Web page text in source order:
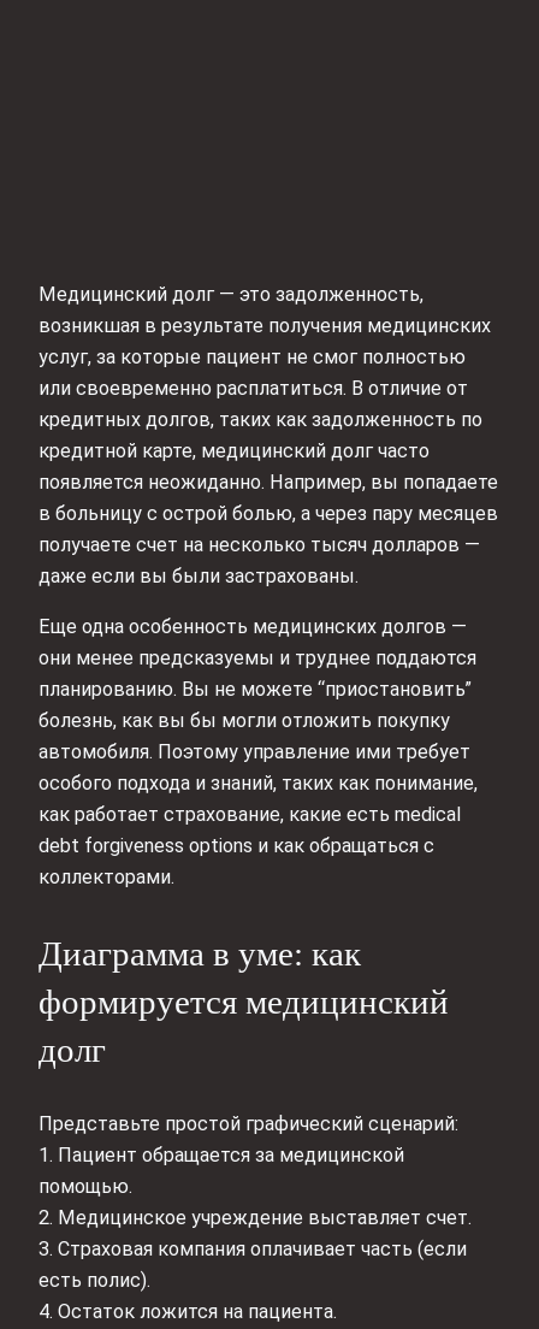
Медицинский долг — это задолженность,
возникшая в результате получения медицинских
услуг, за которые пациент не смог полностью
или своевременно расплатиться. В отличие от
кредитных долгов, таких как задолженность по
кредитной карте, медицинский долг часто
появляется неожиданно. Например, вы попадаете
в больницу с острой болью, а через пару месяцев
получаете счет на несколько тысяч долларов —
даже если вы были застрахованы.
Еще одна особенность медицинских долгов —
они менее предсказуемы и труднее поддаются
планированию. Вы не можете “приостановить”
болезнь, как вы бы могли отложить покупку
автомобиля. Поэтому управление ими требует
особого подхода и знаний, таких как понимание,
как работает страхование, какие есть medical
debt forgiveness options и как обращаться с
коллекторами.
Диаграмма в уме: как
формируется медицинский
долг
Представьте простой графический сценарий:
1. Пациент обращается за медицинской
помощью.
2. Медицинское учреждение выставляет счет.
3. Страховая компания оплачивает часть (если
есть полис).
4. Остаток ложится на пациента.